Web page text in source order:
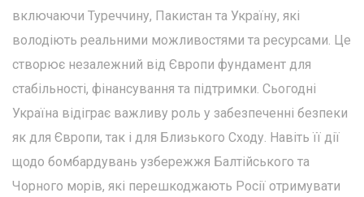
включаючи Туреччину, Пакистан та Україну, які
володіють реальними можливостями та ресурсами. Це
створює незалежний від Європи фундамент для
стабільності, фінансування та підтримки. Сьогодні
Україна відіграє важливу роль у забезпеченні безпеки
як для Європи, так і для Близького Сходу. Навіть її дії
щодо бомбардувань узбережжя Балтійського та
Чорного морів, які перешкоджають Росії отримувати